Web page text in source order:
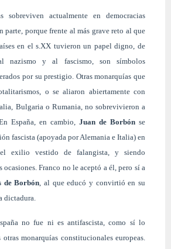
sobreviven actualmente en democracias
parte, porque frente al más grave reto al que
en el s.XX tuvieron un papel digno, de
nazismo y al fascismo, son símbolos
por su prestigio. Otras monarquías que
o se aliaron abiertamente con
Bulgaria o Rumania, no sobrevivieron a
España, en cambio, Juan de Borbón se
fascista (apoyada por Alemania e Italia) en
exilio vestido de falangista, y siendo
ocasiones. Franco no le aceptó a él, pero sí a
de Borbón , al que educó y convirtió en su
dictadura.
no fue ni es antifascista, como sí lo
monarquías constitucionales europeas.